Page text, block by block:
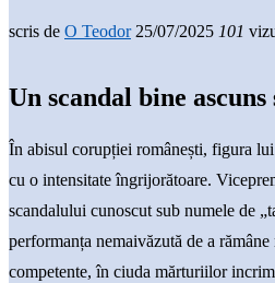
scris de O Teodor 25/07/2025 101
Un scandal bine
În abisul corupției românești, figura
cu o intensitate îngrijorătoare.
scandalului cunoscut sub numele de
performanța nemaivăzută de a
competente, în ciuda mărturiilor